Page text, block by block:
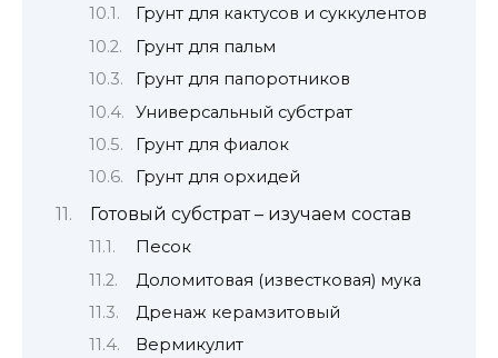
Грунт для кактусов и суккулентов
Грунт для пальм
Грунт для папоротников
Универсальный субстрат
Грунт для фиалок
Грунт для орхидей
Готовый субстрат – изучаем состав
Песок
Доломитовая (известковая) мука
Дренаж керамзитовый
Вермикулит